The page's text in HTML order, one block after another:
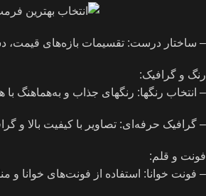
– ساختار درست: تقسیمات بازه‌های قیمت،
رنگ و گرافیک:
– انتخاب رنگها: رنگهای جذاب و به‌هماهنگ با
– گرافیک حرفه‌ای: تصاویر با کیفیت بالا و
فونت و قلم:
– فونت خوانا: استفاده از فونت‌های خوانا